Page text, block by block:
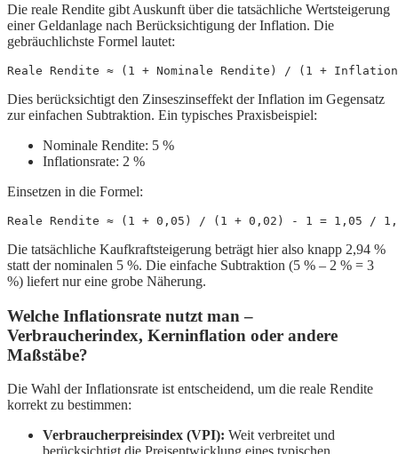
Die reale Rendite gibt Auskunft über die tatsächliche Wertsteigerung
einer Geldanlage nach Berücksichtigung der Inflation. Die
gebräuchlichste Formel lautet:
Reale Rendite ≈ (1 + Nominale Rendite) / (1 +
Dies berücksichtigt den Zinseszinseffekt der Inflation im Gegensatz
zur einfachen Subtraktion. Ein typisches Praxisbeispiel:
Nominale Rendite: 5 %
Inflationsrate: 2 %
Einsetzen in die Formel:
Reale Rendite ≈ (1 + 0,05) / (1 + 0,02) - 1 = 1,05 /
Die tatsächliche Kaufkraftsteigerung beträgt hier also knapp 2,94 %
statt der nominalen 5 %. Die einfache Subtraktion (5 % – 2 % = 3
%) liefert nur eine grobe Näherung.
Welche Inflationsrate nutzt man –
Verbraucherindex, Kerninflation oder andere
Maßstäbe?
Die Wahl der Inflationsrate ist entscheidend, um die reale Rendite
korrekt zu bestimmen:
Verbraucherpreisindex (VPI): Weit verbreitet und